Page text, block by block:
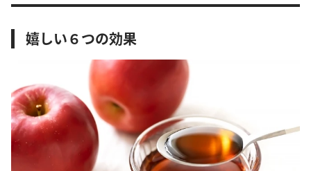
嬉しい６つの効果